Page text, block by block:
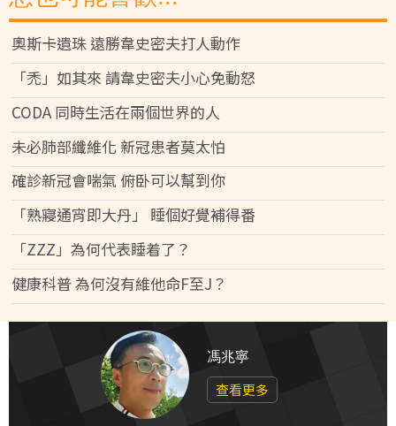
奧斯卡遺珠 遠勝韋史密夫打人動作
「禿」如其來 請韋史密夫小心免動怒
CODA 同時生活在兩個世界的人
未必肺部纖維化 新冠患者莫太怕
確診新冠會喘氣 俯卧可以幫到你
「熟寢通宵即大丹」 睡個好覺補得番
「ZZZ」為何代表睡着了？
健康科普 為何沒有維他命F至J？
馮兆寧
查看更多